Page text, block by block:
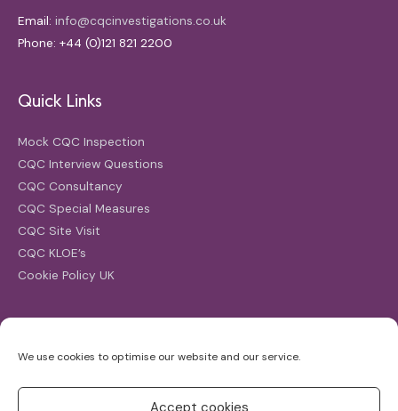
We use cookies to optimise our website and our service.
Accept cookies
Email: info@cqcinvestigations.co.uk
Phone: +44 (0)121 821 2200
Quick Links
Mock CQC Inspection
CQC Interview Questions
CQC Consultancy
CQC Special Measures
CQC Site Visit
CQC KLOE’s
Cookie Policy UK
for: